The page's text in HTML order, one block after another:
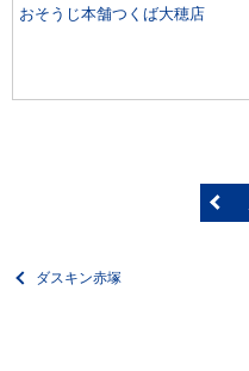
おそうじ本舗つくば大穂店
ダスキン赤塚